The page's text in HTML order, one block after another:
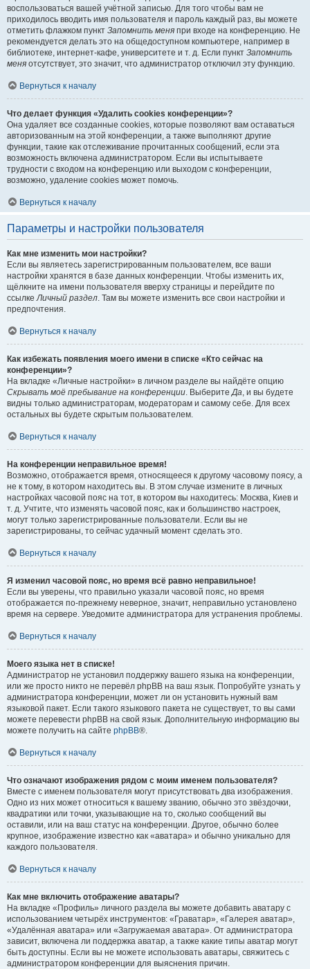
воспользоваться вашей учётной записью. Для того чтобы вам не
приходилось вводить имя пользователя и пароль каждый раз, вы можете
отметить флажком пункт Запомнить меня при входе на конференцию. Не
рекомендуется делать это на общедоступном компьютере, например в
библиотеке, интернет-кафе, университете и т. д. Если пункт Запомнить
меня отсутствует, это значит, что администратор отключил эту функцию.
Вернуться к началу
Что делает функция «Удалить cookies конференции»?
Она удаляет все созданные cookies, которые позволяют вам оставаться
авторизованным на этой конференции, а также выполняют другие
функции, такие как отслеживание прочитанных сообщений, если эта
возможность включена администратором. Если вы испытываете
трудности с входом на конференцию или выходом с конференции,
возможно, удаление cookies может помочь.
Вернуться к началу
Параметры и настройки пользователя
Как мне изменить мои настройки?
Если вы являетесь зарегистрированным пользователем, все ваши
настройки хранятся в базе данных конференции. Чтобы изменить их,
щёлкните на имени пользователя вверху страницы и перейдите по
ссылкеЛичный раздел. Там вы можете изменить все свои настройки и
предпочтения.
Вернуться к началу
Как избежать появления моего имени в списке «Кто сейчас на
конференции»?
На вкладке «Личные настройки» в личном разделе вы найдёте опцию
Скрывать моё пребывание на конференции. ВыберитеДа, и вы будете
видны только администраторам, модераторам и самому себе. Для всех
остальных вы будете скрытым пользователем.
Вернуться к началу
На конференции неправильное время!
Возможно, отображается время, относящееся к другому часовому поясу, а
не к тому, в котором находитесь вы. В этом случае измените в личных
настройках часовой пояс на тот, в котором вы находитесь: Москва, Киев и
т. д. Учтите, что изменять часовой пояс, как и большинство настроек,
могут только зарегистрированные пользователи. Если вы не
зарегистрированы, то сейчас удачный момент сделать это.
Вернуться к началу
Я изменил часовой пояс, но время всё равно неправильное!
Если вы уверены, что правильно указали часовой пояс, но время
отображается по-прежнему неверное, значит, неправильно установлено
время на сервере. Уведомите администратора для устранения проблемы.
Вернуться к началу
Моего языка нет в списке!
Администратор не установил поддержку вашего языка на конференции,
или же просто никто не перевёл phpBB на ваш язык. Попробуйте узнать у
администратора конференции, может ли он установить нужный вам
языковой пакет. Если такого языкового пакета не существует, то вы сами
можете перевести phpBB на свой язык. Дополнительную информацию вы
можете получить на сайте phpBB®.
Вернуться к началу
Что означают изображения рядом с моим именем пользователя?
Вместе с именем пользователя могут присутствовать два изображения.
Одно из них может относиться к вашему званию, обычно это звёздочки,
квадратики или точки, указывающие на то, сколько сообщений вы
оставили, или на ваш статус на конференции. Другое, обычно более
крупное, изображение известно как «аватара» и обычно уникально для
каждого пользователя.
Вернуться к началу
Как мне включить отображение аватары?
На вкладке «Профиль» личного раздела вы можете добавить аватару с
использованием четырёх инструментов: «Граватар», «Галерея аватар»,
«Удалённая аватара» или «Загружаемая аватара». От администратора
зависит, включена ли поддержка аватар, а также какие типы аватар могут
быть доступны. Если вы не можете использовать аватары, свяжитесь с
администратором конференции для выяснения причин.